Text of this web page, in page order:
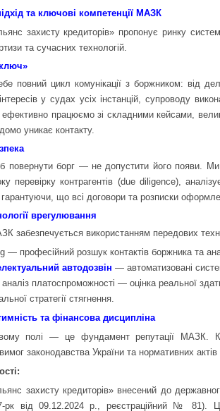
та ключові компетенції МАЗК
захисту кредиторів» пропонує ринку
та сучасних технологій.
повний цикл комунікації з боржником: від
у судах усіх інстанцій, супроводу
працюємо зі складними кейсами,
уникає контакту.
повернути борг — не допустити його появи.
перевірку контрагентів (due diligence),
що всі договори та розписки
врегулювання
забезпечується використанням передових
— професійний розшук контактів боржника та
автодозвін — автоматизовані
платоспроможності — оцінка реальної
стратегії стягнення.
та фінансова дисципліна
полі — це фундамент репутації МАЗК.
законодавства України та нормативних
захисту кредиторів» внесений до
від 09.12.2024 р., реєстраційний № 81). Це